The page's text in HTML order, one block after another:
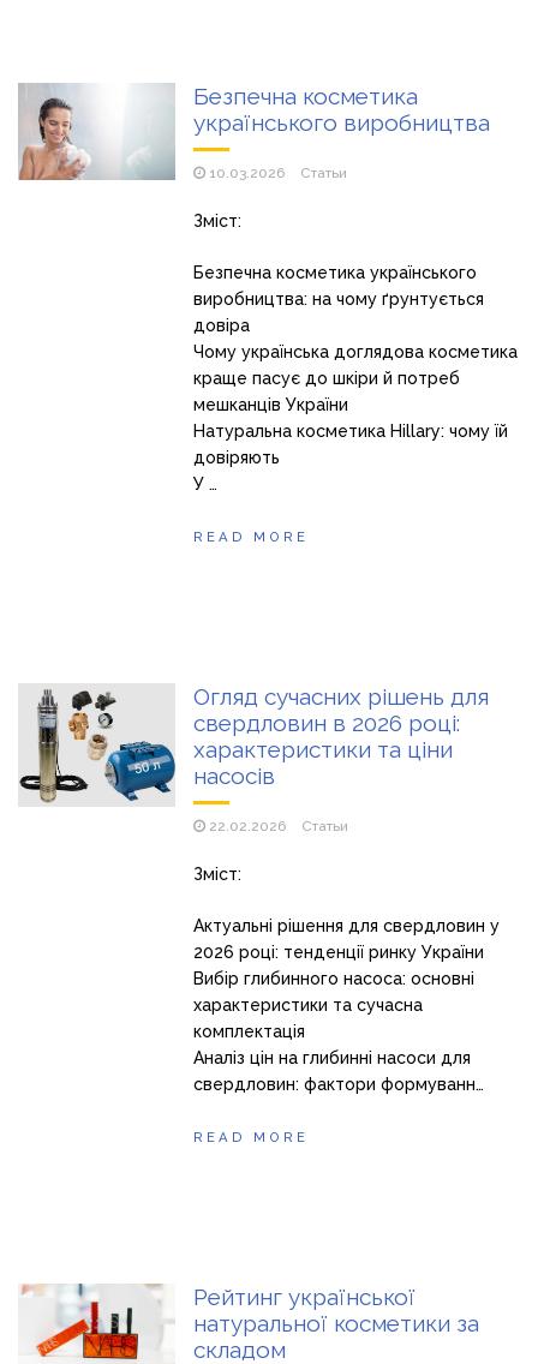
Безпечна косметика
українського виробництва
10.03.2026 Статьи
Зміст:
Безпечна косметика українського
виробництва: на чому ґрунтується
довіра
Чому українська доглядова косметика
краще пасує до шкіри й потреб
мешканців України
Натуральна косметика Hillary: чому їй
довіряють
У …
READ MORE
Огляд сучасних рішень для
свердловин в 2026 році:
характеристики та ціни
насосів
22.02.2026 Статьи
Зміст:
Актуальні рішення для свердловин у
2026 році: тенденції ринку України
Вибір глибинного насоса: основні
характеристики та сучасна
комплектація
Аналіз цін на глибинні насоси для
свердловин: фактори формуванн…
READ MORE
Рейтинг української
натуральної косметики за
складом